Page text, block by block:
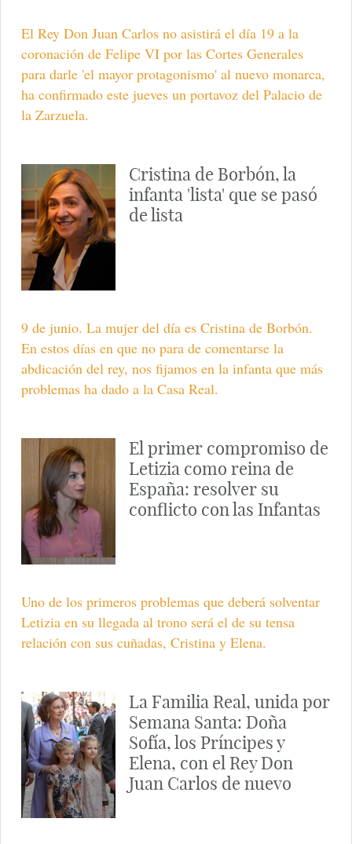
El Rey Don Juan Carlos no asistirá el día 19 a la
coronación de Felipe VI por las Cortes Generales
para darle 'el mayor protagonismo' al nuevo monarca,
ha confirmado este jueves un portavoz del Palacio de
la Zarzuela.
Cristina de Borbón, la
infanta 'lista' que se pasó
de lista
9 de junio. La mujer del día es Cristina de Borbón.
En estos días en que no para de comentarse la
abdicación del rey, nos fijamos en la infanta que más
problemas ha dado a la Casa Real.
El primer compromiso de
Letizia como reina de
España: resolver su
conflicto con las Infantas
Uno de los primeros problemas que deberá solventar
Letizia en su llegada al trono será el de su tensa
relación con sus cuñadas, Cristina y Elena.
La Familia Real, unida por
Semana Santa: Doña
Sofía, los Príncipes y
Elena, con el Rey Don
Juan Carlos de nuevo